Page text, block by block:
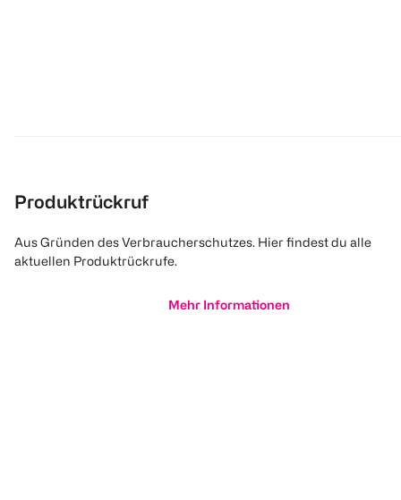
Produktrückruf
Aus Gründen des Verbraucherschutzes. Hier findest du alle
aktuellen Produktrückrufe.
Mehr Informationen